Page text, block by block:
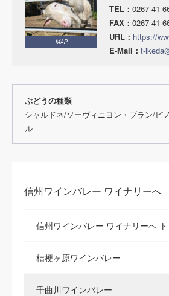
信州ワインバレー ワイナリーへ
信州ワインバレー ワイナリーへ
桔梗ヶ原ワインバレー
千曲川ワインバレー
MAP
TEL： 0267-41-
FAX： 0267-41-
URL： https://
E-Mail： t-
ぶどうの種類
シャルドネ/ソーヴィニヨン・ブラン/ピ
ル